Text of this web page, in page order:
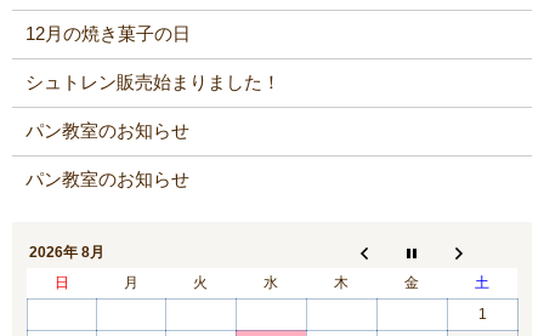
12月の焼き菓子の日
シュトレン販売始まりました！
パン教室のお知らせ
パン教室のお知らせ
2026年 8月
日
月 火 水 木 金
土
1